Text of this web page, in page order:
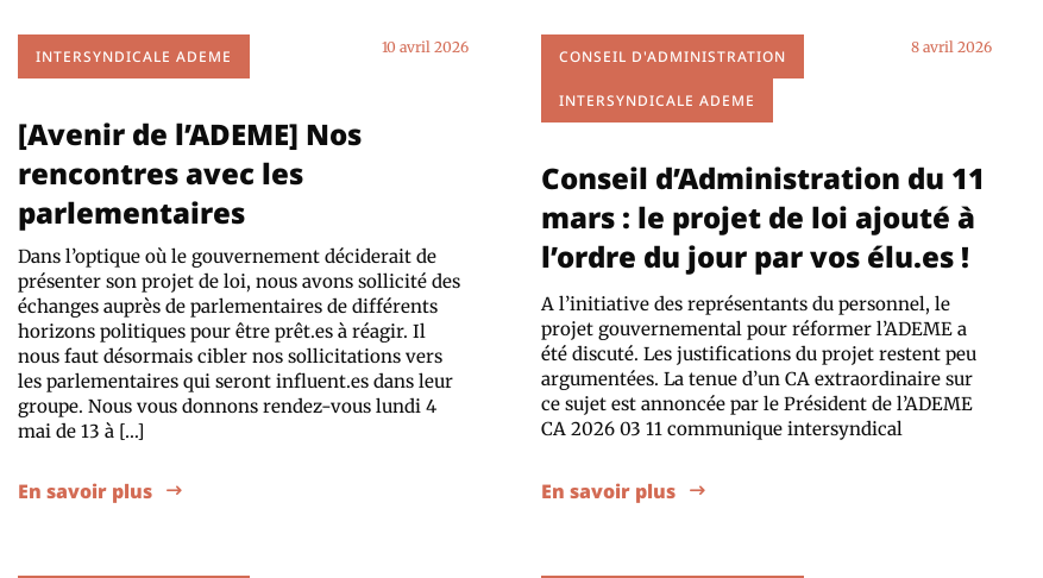
INTERSYNDICALE ADEME 10 avril 2026
[Avenir de l’ADEME] Nos
rencontres avec les
parlementaires
Dans l’optique où le gouvernement déciderait de
présenter son projet de loi, nous avons sollicité des
échanges auprès de parlementaires de différents
horizons politiques pour être prêt.es à réagir. Il
nous faut désormais cibler nos sollicitations vers
les parlementaires qui seront influent.es dans leur
groupe. Nous vous donnons rendez-vous lundi 4
mai de 13 à […]
En savoir plus
CONSEIL D'ADMINISTRATION
INTERSYNDICALE ADEME
8 avril 2026
Conseil d’Administration du 11
mars : le projet de loi ajouté à
l’ordre du jour par vos élu.es !
A l’initiative des représentants du personnel, le
projet gouvernemental pour réformer l’ADEME a
été discuté. Les justifications du projet restent peu
argumentées. La tenue d’un CA extraordinaire sur
ce sujet est annoncée par le Président de l’ADEME
CA 2026 03 11 communique intersyndical
En savoir plus